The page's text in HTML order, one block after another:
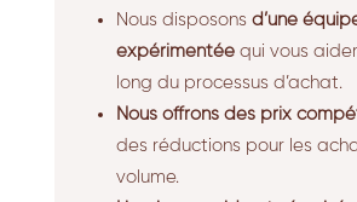
Nous disposons d’une
expérimentéequi vous
long du processus d’achat.
Nous offrons des prix
des réductions pour les
volume.